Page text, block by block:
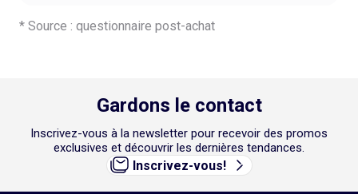
* Source : questionnaire post-achat
Gardons le contact
Inscrivez-vous à la newsletter pour recevoir des promos
exclusives et découvrir les dernières tendances.
Inscrivez-vous!